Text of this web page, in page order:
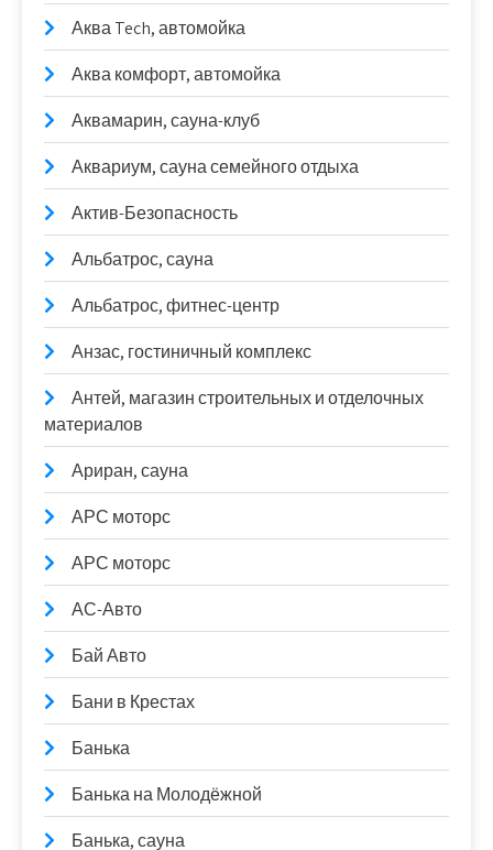
Аква Tech, автомойка
Аква комфорт, автомойка
Аквамарин, сауна-клуб
Аквариум, сауна семейного отдыха
Актив-Безопасность
Альбатрос, сауна
Альбатрос, фитнес-центр
Анзас, гостиничный комплекс
Антей, магазин строительных и отделочных
материалов
Ариран, сауна
АРС моторс
АРС моторс
АС-Авто
Бай Авто
Бани в Крестах
Банька
Банька на Молодёжной
Банька, сауна